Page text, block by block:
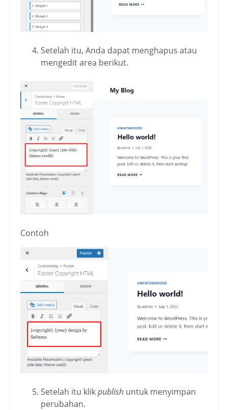
Setelah itu, Anda dapat menghapus atau
mengedit area berikut.
Contoh
Setelah itu klikpublish untuk menyimpan
perubahan.